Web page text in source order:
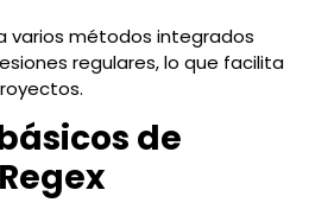
varios métodos integrados
regulares, lo que facilita
de